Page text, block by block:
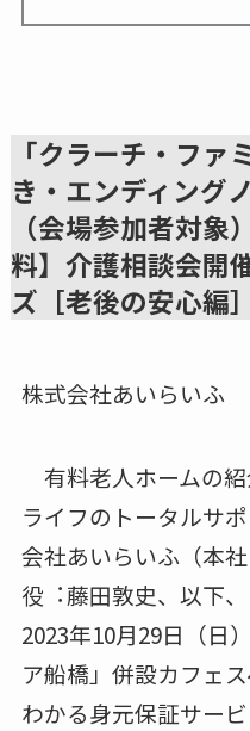
「クラーチ・フ
き・エンディング
（会場参加者対
料】介護相談会開
ズ［⽼後の安⼼編］
株式会社あいらいふ
有料⽼⼈ホームの
ライフのトータルサ
会社あいらいふ（本
役︓藤⽥敦史、以下
2023年10月29日（日
ア船橋」併設カフェ
わかる⾝元保証サー